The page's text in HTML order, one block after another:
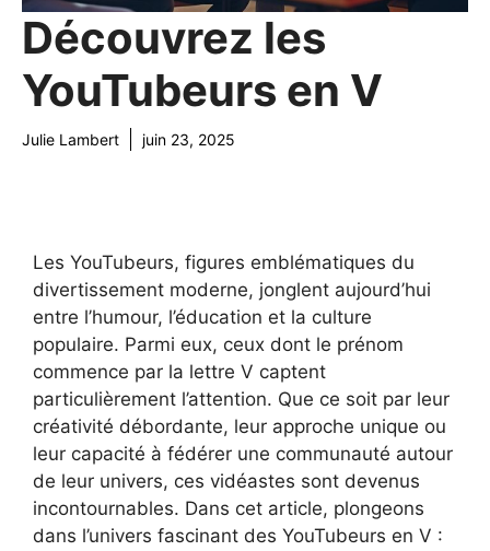
Découvrez les
YouTubeurs en V
Julie Lambert juin 23, 2025
Les YouTubeurs, figures emblématiques du
divertissement moderne, jonglent aujourd’hui
entre l’humour, l’éducation et la culture
populaire. Parmi eux, ceux dont le prénom
commence par la lettre V captent
particulièrement l’attention. Que ce soit par leur
créativité débordante, leur approche unique ou
leur capacité à fédérer une communauté autour
de leur univers, ces vidéastes sont devenus
incontournables. Dans cet article, plongeons
dans l’univers fascinant des YouTubeurs en V :